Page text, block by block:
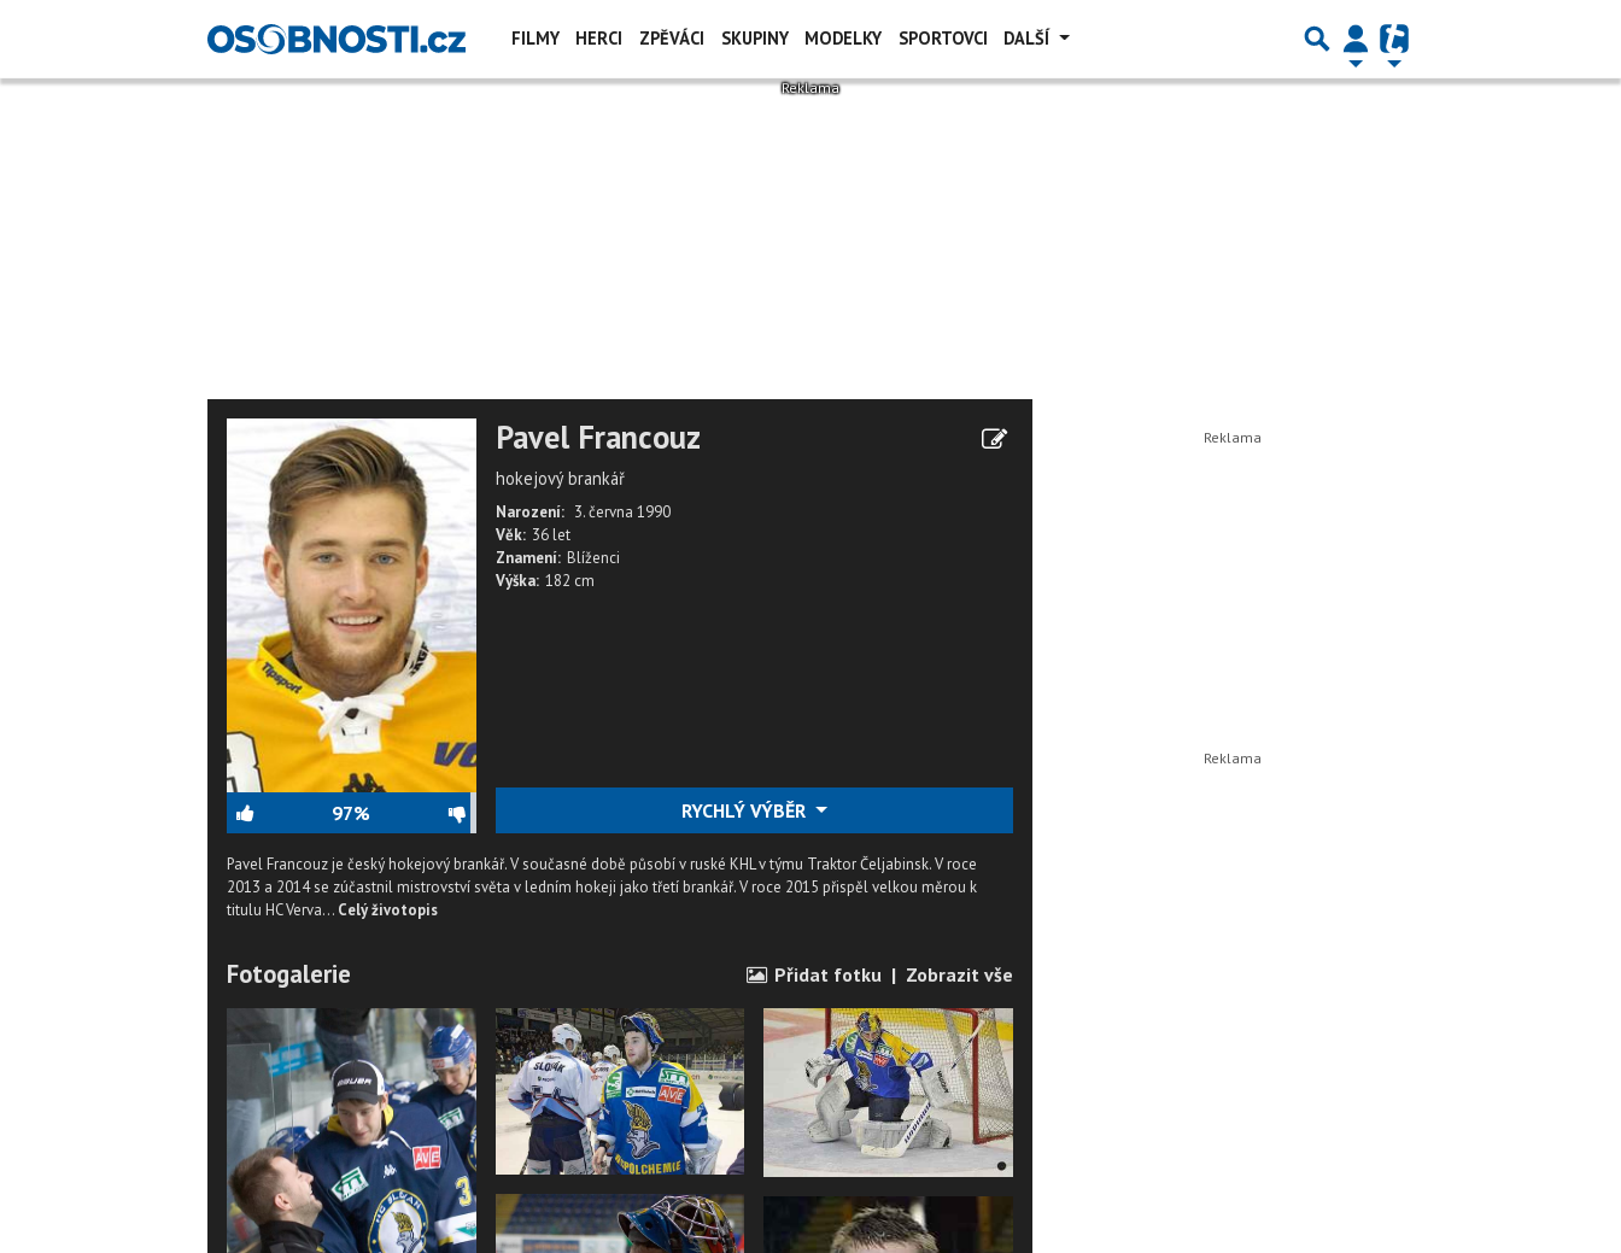
FILMY HERCI ZPĚVÁCI SKUPINY MODELKY SPORTOVCI DALŠÍ
97%
Pavel Francouz
hokejový brankář
Narození: 3. června 1990
Věk: 36 let
Znamení: Blíženci
Výška: 182 cm
RYCHLÝ VÝBĚR
Pavel Francouz je český hokejový brankář. V současné době působí v ruské KHL v týmu Traktor Čeljabinsk. V roce
2013 a 2014 se zúčastnil mistrovství světa v ledním hokeji jako třetí brankář. V roce 2015 přispěl velkou měrou k
titulu HC Verva... Celý životopis
Fotogalerie Přidat fotku | Zobrazit vše